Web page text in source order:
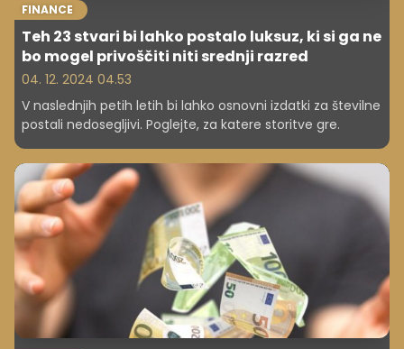
FINANCE
Teh 23 stvari bi lahko postalo luksuz, ki si ga ne
bo mogel privoščiti niti srednji razred
04. 12. 2024 04.53
V naslednjih petih letih bi lahko osnovni izdatki za številne
postali nedosegljivi. Poglejte, za katere storitve gre.